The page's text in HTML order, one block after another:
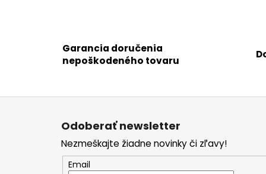
Garancia doručenia
nepoškodeného tovaru
Odoberať newsletter
Nezmeškajte žiadne novinky či zľavy!
Email